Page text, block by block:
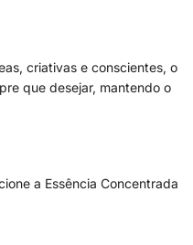
criativas e conscientes, o
que desejar, mantendo o
a Essência Concentrada